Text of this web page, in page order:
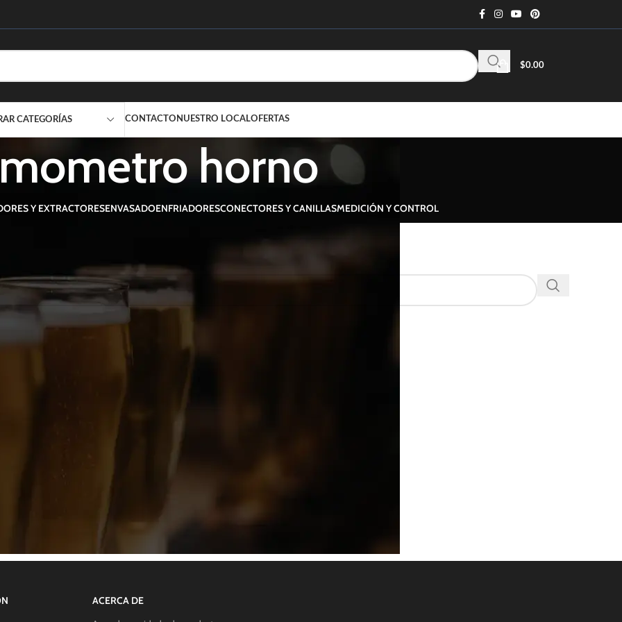
$0.00
CATEGORÍAS CONTACTO NUESTRO LOCALOFERTAS
horno
Y EXTRACTORESENVASADOENFRIADORESCONECTORES Y CANILLASMEDICIÓN Y CONTROL
que concuerden con la selección.
ACERCA DE